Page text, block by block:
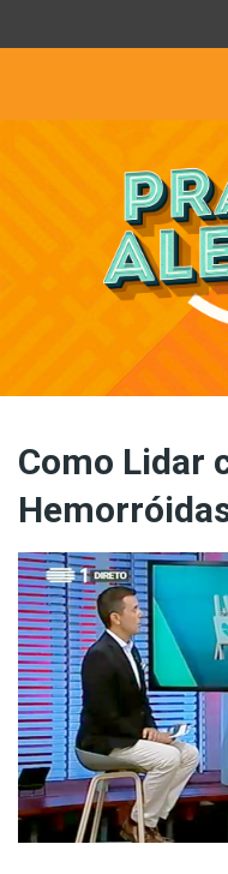
Saltar para o conteúdo
Como Lidar